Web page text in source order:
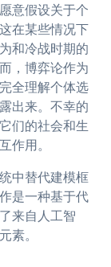
意假设关于个
在某些情况下
和冷战时期的
，博弈论作为
全理解个体选
出来。不幸的
们的社会和生
作用。
中替代建模框
是一种基于代
来自人工智
素。